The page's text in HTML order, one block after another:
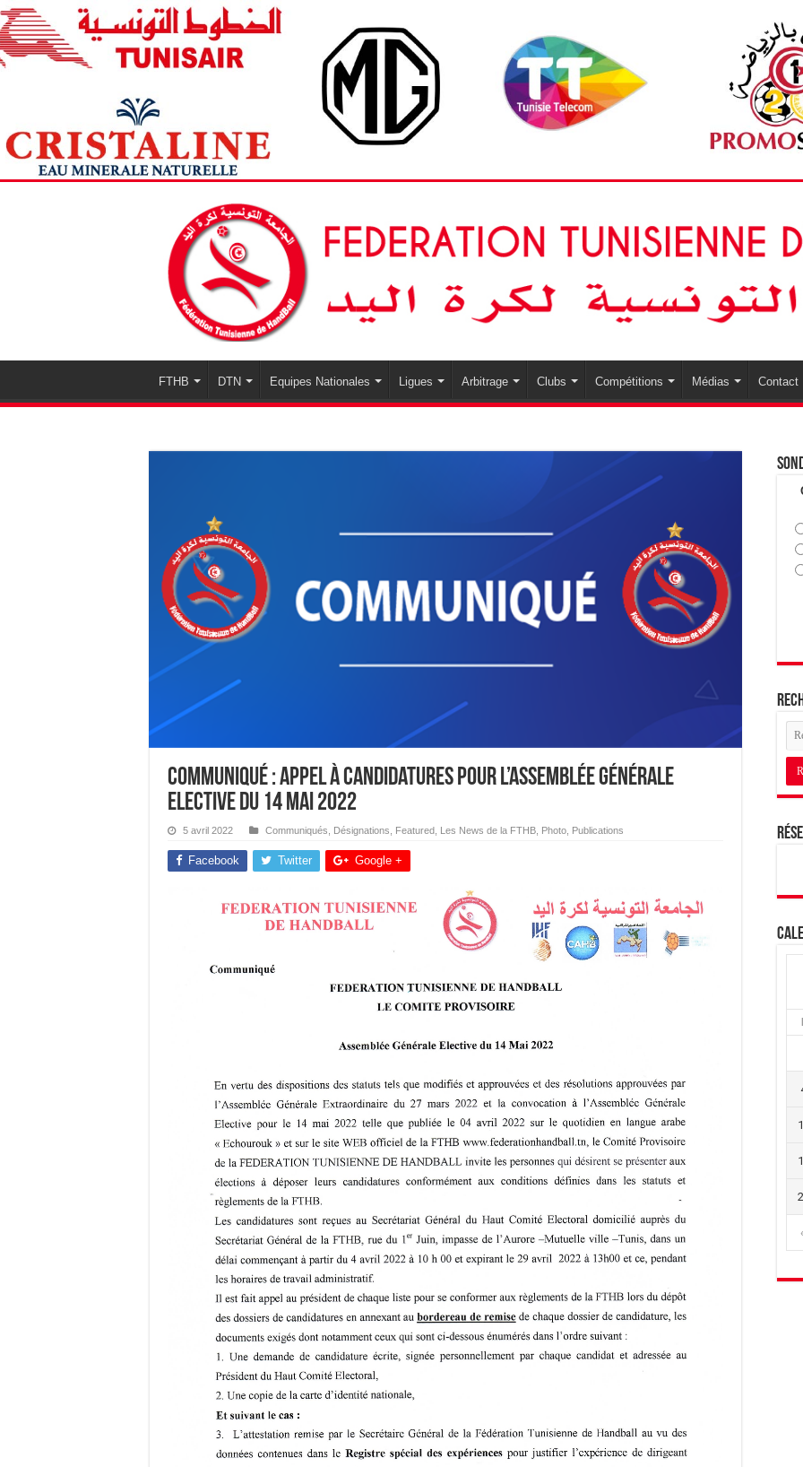
FTHB DTN Equipes Nationales Ligues Arbitrage Clubs Compétitions Médias Contact
Communiqué : Appel à candidatures pour l’Assemblée Générale
Elective du 14 mai 2022
5 avril 2022 Communiqués Désignations Featured Les News de la FTHB Photo Publications
Facebook Twitter Google +
L